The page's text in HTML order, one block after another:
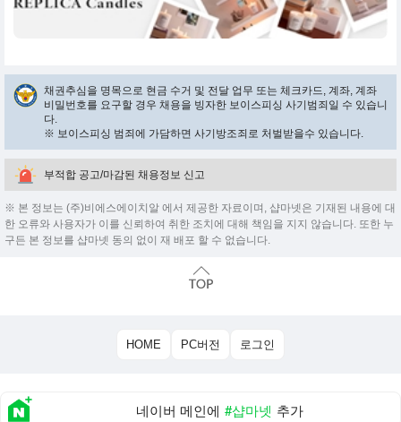
채권추심을 명목으로 현금 수거 및 전달 업무 또는 체크카드, 계좌, 계좌
비밀번호를 요구할 경우 채용을 빙자한 보이스피싱 사기범죄일 수 있습니
다.
※ 보이스피싱 범죄에 가담하면 사기방조죄로 처벌받을수 있습니다.
부적합 공고/마감된 채용정보 신고
※ 본 정보는 (주)비에스에이치알 에서 제공한 자료이며, 샵마넷은 기재된 내용에 대
한 오류와 사용자가 이를 신뢰하여 취한 조치에 대해 책임을 지지 않습니다. 또한 누
구든 본 정보를 샵마넷 동의 없이 재 배포 할 수 없습니다.
HOME PC버전 로그인
네이버 메인에 #샵마넷 추가